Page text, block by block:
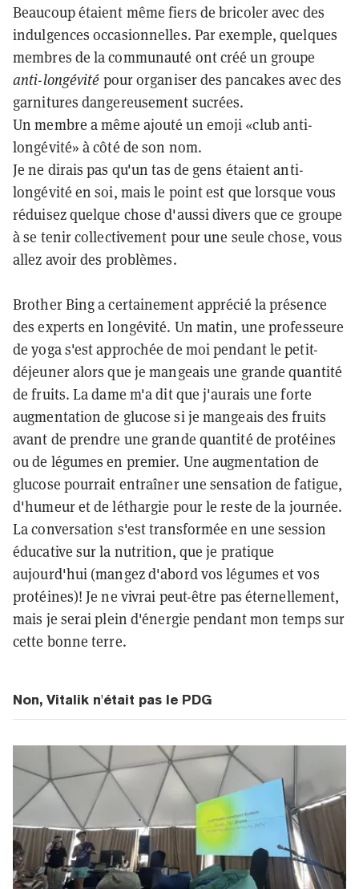
Beaucoup étaient même fiers de bricoler avec des
indulgences occasionnelles. Par exemple, quelques
membres de la communauté ont créé un groupe
anti-longévité pour organiser des pancakes avec des
garnitures dangereusement sucrées.
Un membre a même ajouté un emoji «club anti-
longévité» à côté de son nom.
Je ne dirais pas qu'un tas de gens étaient anti-
longévité en soi, mais le point est que lorsque vous
réduisez quelque chose d'aussi divers que ce groupe
à se tenir collectivement pour une seule chose, vous
allez avoir des problèmes.
Brother Bing a certainement apprécié la présence
des experts en longévité. Un matin, une professeure
de yoga s'est approchée de moi pendant le petit-
déjeuner alors que je mangeais une grande quantité
de fruits. La dame m'a dit que j'aurais une forte
augmentation de glucose si je mangeais des fruits
avant de prendre une grande quantité de protéines
ou de légumes en premier. Une augmentation de
glucose pourrait entraîner une sensation de fatigue,
d'humeur et de léthargie pour le reste de la journée.
La conversation s'est transformée en une session
éducative sur la nutrition, que je pratique
aujourd'hui (mangez d'abord vos légumes et vos
protéines)! Je ne vivrai peut-être pas éternellement,
mais je serai plein d'énergie pendant mon temps sur
cette bonne terre.
Non, Vitalik n'était pas le PDG